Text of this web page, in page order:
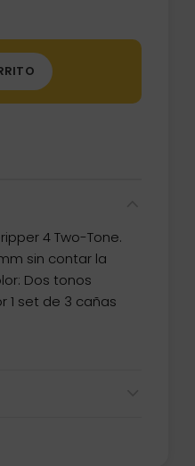
Green 47mm 79231
4 Two-Tone.
sin contar la
Dos tonos
1 set de 3 cañas